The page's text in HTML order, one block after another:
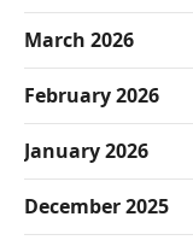
March 2026
February 2026
January 2026
December 2025